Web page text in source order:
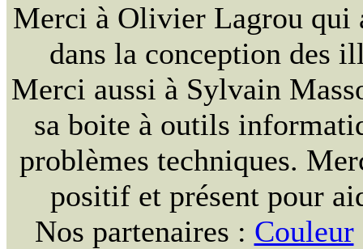
Merci à Olivier Lagrou qui
dans la conception des
Merci aussi à Sylvain
sa boite à outils
problèmes techniques.
positif et présent pour
Nos partenaires : Couleur